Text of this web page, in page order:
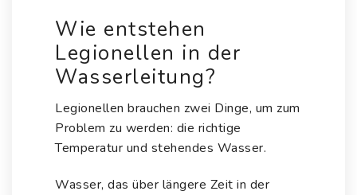
Wie entstehen
Legionellen in der
Wasserleitung?
Legionellen brauchen zwei Dinge, um zum
Problem zu werden: die richtige
Temperatur und stehendes Wasser.
Wasser, das über längere Zeit in der